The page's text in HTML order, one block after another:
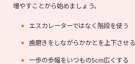
増やすことから始めましょう。
エスカレーターではなく階段を使う
歯磨きをしながらかかとを上下させる
一歩の歩幅をいつもの5cm広くする